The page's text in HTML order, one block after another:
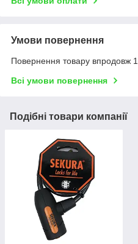
Умови повернення
Повернення товару впродовж
Всі умови повернення
Подібні товари компанії